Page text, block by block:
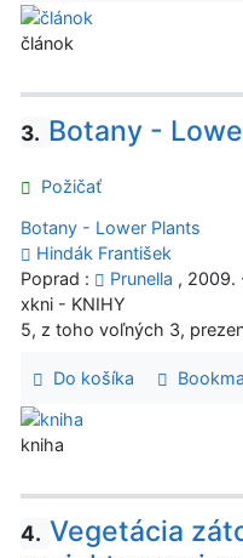
článok
3. Botany -
Požičať
Botany - Lower Plants
Hindák František
Poprad :
Prunella , 2009.
xkni - KNIHY
5, z toho voľných 3,
Do košíka
kniha
4. Vegetácia